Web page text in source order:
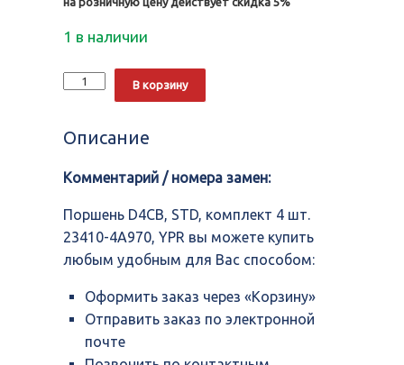
1 в наличии
Количество
Поршень
комплект
шт.
4A970,
YPR
В корзину
Описание
Комментарий / номера замен:
Поршень D4CB, STD, комплект 4 шт.
23410-4A970, YPR вы можете купить
любым удобным для Вас способом:
Оформить заказ через «Корзину»
Отправить заказ по электронной
почте